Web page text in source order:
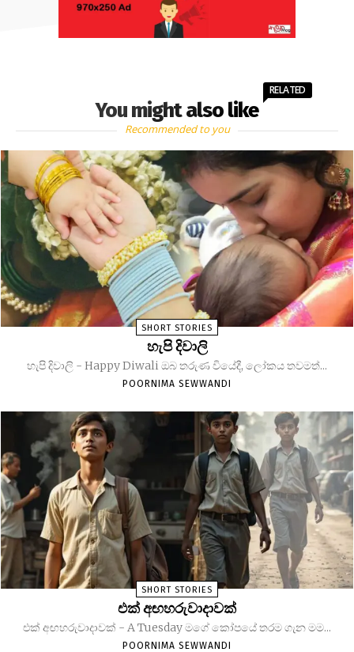
You might also like
RELATED
Recommended to you
SHORT STORIES
හැපි දිවාලි
හැපි දිවාලි - Happy Diwali ඔබ තරුණ වියේදී, ලෝකය තවමත්...
POORNIMA SEWWANDI
SHORT STORIES
එක් අඟහරුවාදාවක්
එක් අඟහරුවාදාවක් - A Tuesday මගේ කෝපයේ තරම ගැන මම...
POORNIMA SEWWANDI